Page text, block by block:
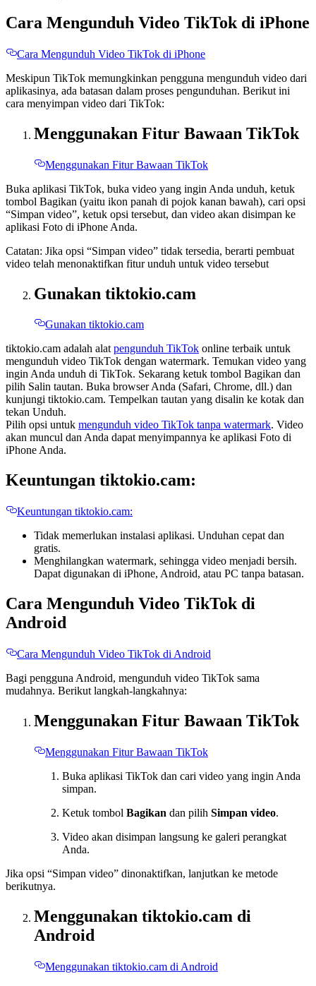
Cara Mengunduh Video TikTok di iPhone
Cara Mengunduh Video TikTok di iPhone
Meskipun TikTok memungkinkan pengguna mengunduh video dari
aplikasinya, ada batasan dalam proses pengunduhan. Berikut ini
cara menyimpan video dari TikTok:
Menggunakan Fitur Bawaan TikTok
Menggunakan Fitur Bawaan TikTok
Buka aplikasi TikTok, buka video yang ingin Anda unduh, ketuk
tombol Bagikan (yaitu ikon panah di pojok kanan bawah), cari opsi
“Simpan video”, ketuk opsi tersebut, dan video akan disimpan ke
aplikasi Foto di iPhone Anda.
Catatan: Jika opsi “Simpan video” tidak tersedia, berarti pembuat
video telah menonaktifkan fitur unduh untuk video tersebut
Gunakan tiktokio.cam
Gunakan tiktokio.cam
tiktokio.cam adalah alatpengunduh TikTok online terbaik untuk
mengunduh video TikTok dengan watermark. Temukan video yang
ingin Anda unduh di TikTok. Sekarang ketuk tombol Bagikan dan
pilih Salin tautan. Buka browser Anda (Safari, Chrome, dll.) dan
kunjungi tiktokio.cam. Tempelkan tautan yang disalin ke kotak dan
tekan Unduh.
Pilih opsi untuk mengunduh video TikTok tanpa watermark. Video
akan muncul dan Anda dapat menyimpannya ke aplikasi Foto di
iPhone Anda.
Keuntungan tiktokio.cam:
Keuntungan tiktokio.cam:
Tidak memerlukan instalasi aplikasi. Unduhan cepat dan
gratis.
Menghilangkan watermark, sehingga video menjadi bersih.
Dapat digunakan di iPhone, Android, atau PC tanpa batasan.
Cara Mengunduh Video TikTok di
Android
Cara Mengunduh Video TikTok di Android
Bagi pengguna Android, mengunduh video TikTok sama
mudahnya. Berikut langkah-langkahnya:
Menggunakan Fitur Bawaan TikTok
Menggunakan Fitur Bawaan TikTok
Buka aplikasi TikTok dan cari video yang ingin Anda
simpan.
Ketuk tombol Bagikan dan pilih Simpan video.
Video akan disimpan langsung ke galeri perangkat
Anda.
Jika opsi “Simpan video” dinonaktifkan, lanjutkan ke metode
berikutnya.
Menggunakan tiktokio.cam di
Android
Menggunakan tiktokio.cam di Android